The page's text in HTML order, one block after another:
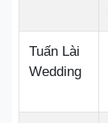
Tuấn Lài
Wedding